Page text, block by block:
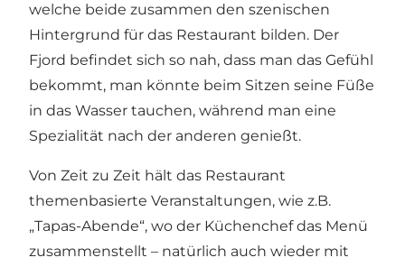
welche beide zusammen den szenischen
Hintergrund für das Restaurant bilden. Der
Fjord befindet sich so nah, dass man das Gefühl
bekommt, man könnte beim Sitzen seine Füße
in das Wasser tauchen, während man eine
Spezialität nach der anderen genießt.
Von Zeit zu Zeit hält das Restaurant
themenbasierte Veranstaltungen, wie z.B.
„Tapas-Abende“, wo der Küchenchef das Menü
zusammenstellt – natürlich auch wieder mit